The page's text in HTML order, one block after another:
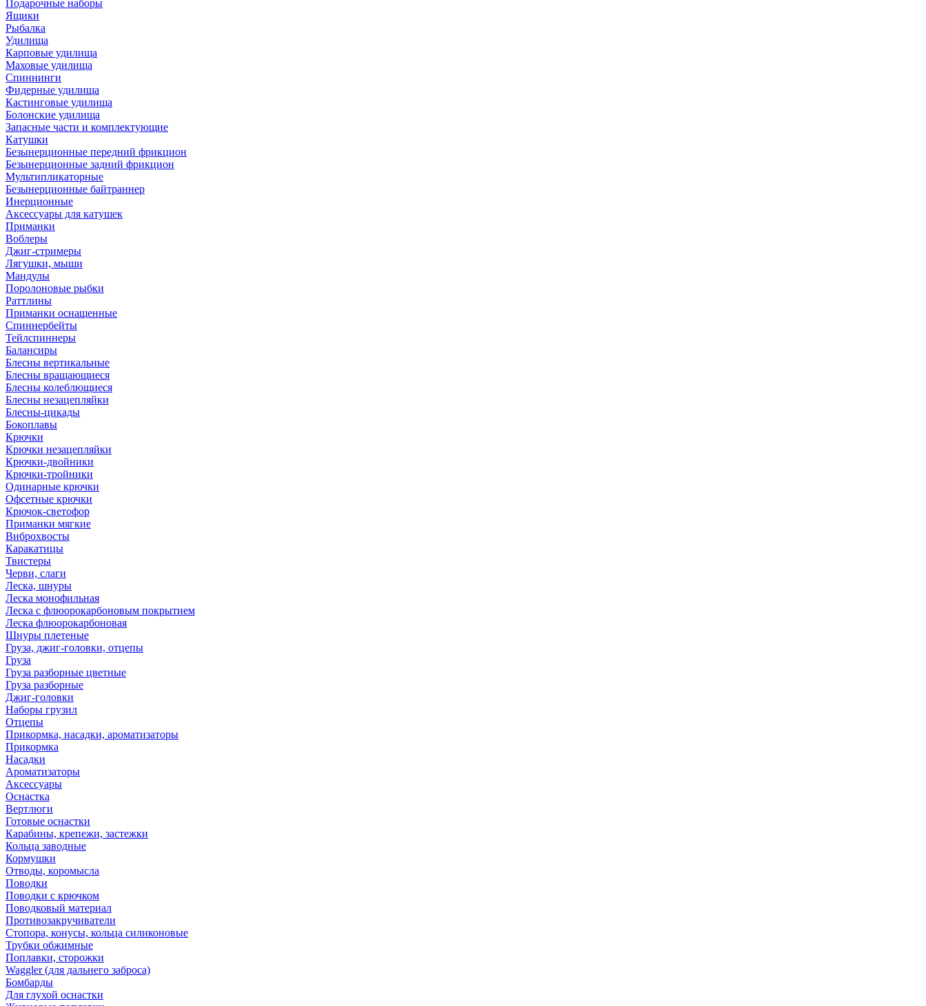
Подарочные наборы
Ящики
Рыбалка
Удилища
Карповые удилища
Маховые удилища
Спиннинги
Фидерные удилища
Кастинговые удилища
Болонские удилища
Запасные части и комплектующие
Катушки
Безынерционные передний фрикцион
Безынерционные задний фрикцион
Мультипликаторные
Безынерционные байтраннер
Инерционные
Аксессуары для катушек
Приманки
Воблеры
Джиг-стримеры
Лягушки, мыши
Мандулы
Поролоновые рыбки
Раттлины
Приманки оснащенные
Спиннербейты
Тейлспиннеры
Балансиры
Блесны вертикальные
Блесны вращающиеся
Блесны колеблющиеся
Блесны незацепляйки
Блесны-цикады
Бокоплавы
Крючки
Крючки незацепляйки
Крючки-двойники
Крючки-тройники
Одинарные крючки
Офсетные крючки
Крючок-светофор
Приманки мягкие
Виброхвосты
Каракатицы
Твистеры
Черви, слаги
Леска, шнуры
Леска монофильная
Леска с флюорокарбоновым покрытием
Леска флюорокарбоновая
Шнуры плетеные
Груза, джиг-головки, отцепы
Груза
Груза разборные цветные
Груза разборные
Джиг-головки
Наборы грузил
Отцепы
Прикормка, насадки, ароматизаторы
Прикормка
Насадки
Ароматизаторы
Аксессуары
Оснастка
Вертлюги
Готовые оснастки
Карабины, крепежи, застежки
Кольца заводные
Кормушки
Отводы, коромысла
Поводки
Поводки с крючком
Поводковый материал
Противозакручиватели
Стопора, конусы, кольца силиконовые
Трубки обжимные
Поплавки, сторожки
Waggler (для дальнего заброса)
Бомбарды
Для глухой оснастки